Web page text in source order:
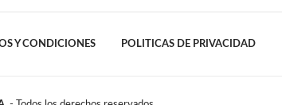
Y CONDICIONES POLITICAS DE PRIVACIDAD